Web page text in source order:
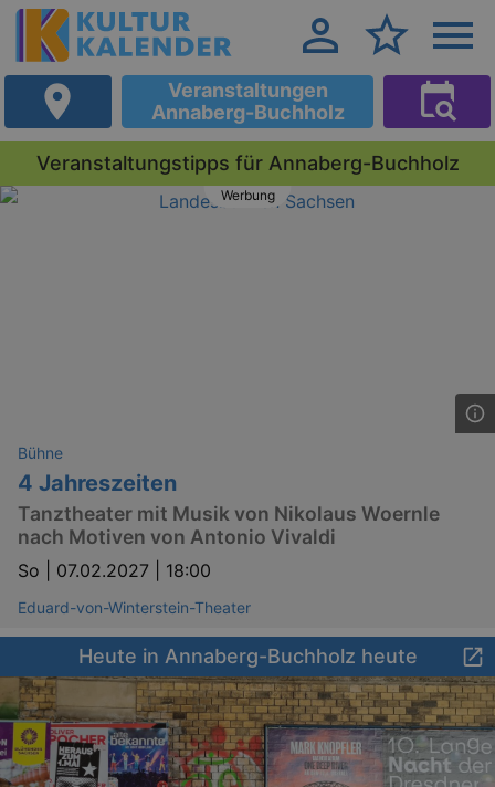
Veranstaltungen
Annaberg-Buchholz
Veranstaltungstipps für Annaberg-Buchholz
Werbung
Bühne
4 Jahreszeiten
Tanztheater mit Musik von Nikolaus Woernle
nach Motiven von Antonio Vivaldi
So | 07.02.2027 | 18:00
Eduard-von-Winterstein-Theater
Heute in Annaberg-Buchholz heute